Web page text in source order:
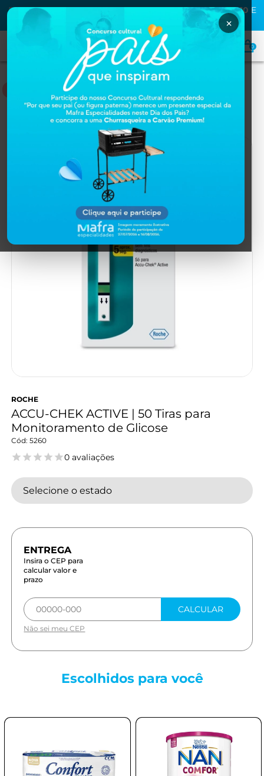
PRIMEIRA COMPRA NA MAFRA? USE O CUPOMMAFRA10 E
GANHE
0
Home GLICEMIA
ROCHE
ACCU-CHEK ACTIVE | 50 Tiras para
Monitoramento de Glicose
5260
0 avaliações
Selecione o estado
Insira o CEP para
calcular valor e
prazo
CALCULAR
Não sei meu CEP
Escolhidos para você
×